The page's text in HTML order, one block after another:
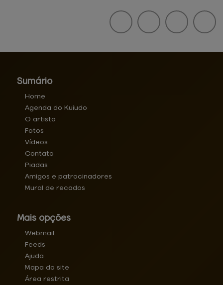
Sumário
Home
Agenda do Kuiudo
O artista
Fotos
Vídeos
Contato
Piadas
Amigos e patrocinadores
Mural de recados
Mais opções
Webmail
Feeds
Ajuda
Mapa do site
Área restrita